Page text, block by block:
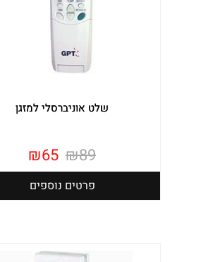
שלט אוניברסלי למזגן
₪89
₪65
פרטים נוספים